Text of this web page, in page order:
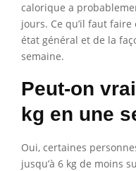
calorique a
jours. Ce qu’il faut
état général et de la
semaine.
Peut-on
kg en une
Oui, certaines
jusqu’à 6 kg de moins